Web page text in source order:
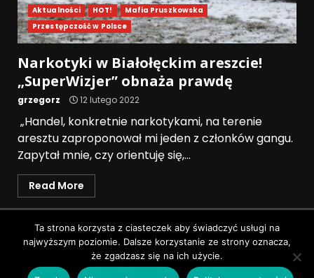
Aktualności HOT!
Mafia Pruszkowska
Przestępczość w Polsce
Narkotyki w Białołęckim areszcie!
„SuperWizjer” obnaża prawdę
grzegorz 12 lutego 2022
„Handel, konkretnie narkotykami, na terenie
aresztu zaproponował mi jeden z członków gangu.
Zapytał mnie, czy orientuję się,...
Read More
Polityka prywatności
Wszystkie prawa zastrzeżone © Pruszków News
DarkNewsby AF themes.
Ta strona korzysta z ciasteczek aby świadczyć usługi na
najwyższym poziomie. Dalsze korzystanie ze strony oznacza,
że zgadzasz się na ich użycie.